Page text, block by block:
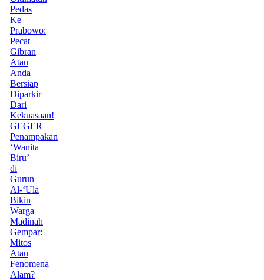
Pedas
Ke
Prabowo:
Pecat
Gibran
Atau
Anda
Bersiap
Diparkir
Dari
Kekuasaan!
GEGER
Penampakan
‘Wanita
Biru’
di
Gurun
Al-‘Ula
Bikin
Warga
Madinah
Gempar:
Mitos
Atau
Fenomena
Alam?